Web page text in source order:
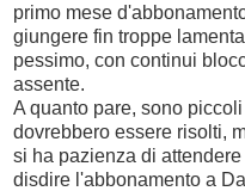
primo mese
giungere fin troppe
pessimo, con continui
assente.
A quanto pare, sono
dovrebbero essere risolti,
si ha pazienza di
disdire l'abbonamento a